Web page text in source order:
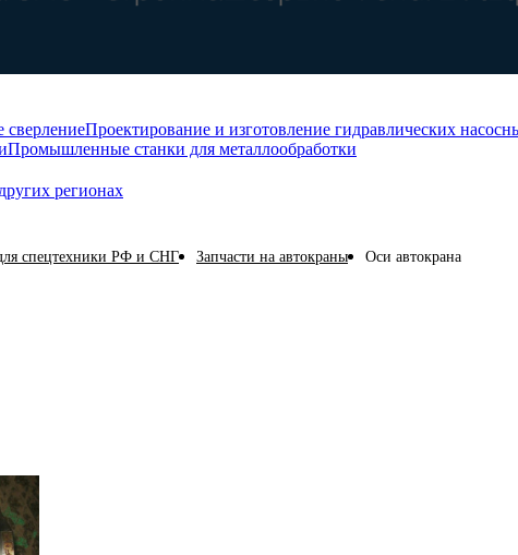
сверлениеПроектирование и изготовление гидравлических
Промышленные станки для металлообработки
регионах
спецтехники РФ и СНГ Запчасти на автокраны Оси автокрана